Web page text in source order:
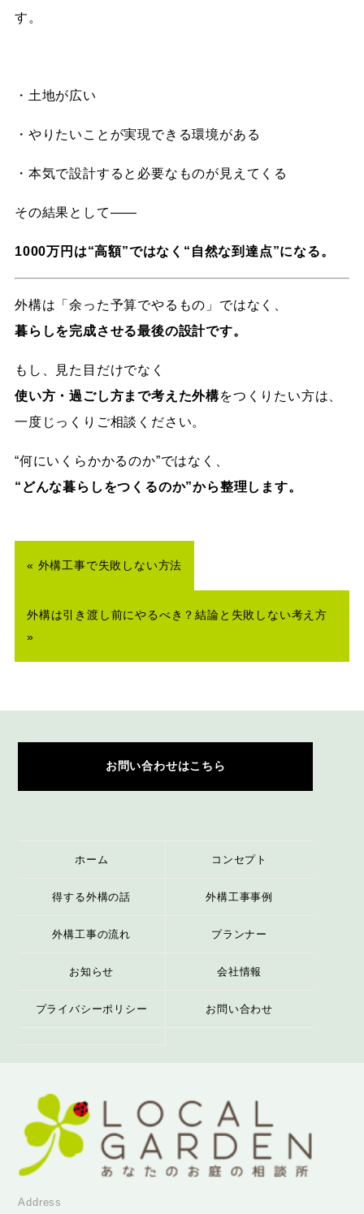
す。
・土地が広い
・やりたいことが実現できる環境がある
・本気で設計すると必要なものが見えてくる
その結果として——
1000万円は“高額”ではなく“自然な到達点”になる。
外構は「余った予算でやるもの」ではなく、
暮らしを完成させる最後の設計です。
もし、見た目だけでなく
使い方・過ごし方まで考えた外構をつくりたい方は、
一度じっくりご相談ください。
“何にいくらかかるのか”ではなく、
“どんな暮らしをつくるのか”から整理します。
« 外構工事で失敗しない方法
外構は引き渡し前にやるべき？結論と失敗しない考え方
»
お問い合わせはこちら
ホーム コンセプト
得する外構の話 外構工事事例
外構工事の流れ プランナー
お知らせ 会社情報
プライバシーポリシー お問い合わせ
Address